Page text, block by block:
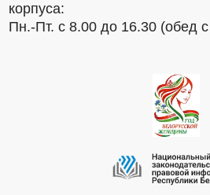
корпуса:
Пн.-Пт. с 8.00 до 16.30 (обед